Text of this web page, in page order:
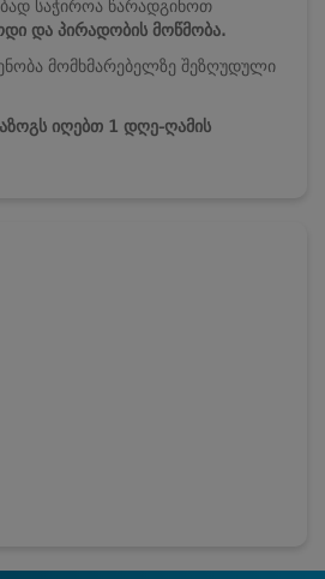
საჭიროა წარადგინოთ
და პირადობის მოწმობა.
მომხმარებელზე შეზღუდული
იღებთ 1 დღე-ღამის